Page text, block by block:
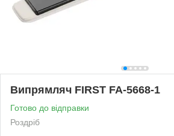
Випрямляч FIRST FA-5668-1
Готово до відправки
Роздріб